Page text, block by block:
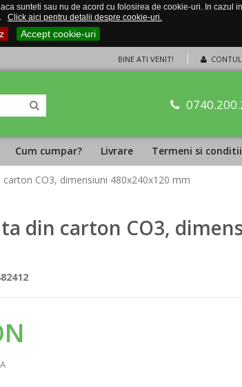
sunteti sau nu de acord cu folosirea de cookie-uri. In
Click aici pentru detalii despre cookie-uri.
Accept cookie-uri
BINE ATI VENIT!
Cum cumpar? Livrare Termeni si conditii
carton CO3, dimensiuni 480x240x120 mm
din carton CO3,